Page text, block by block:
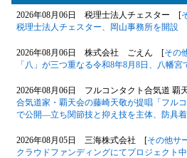
2026年08月06日 税理士法人チェスター [
税理士法人チェスター、岡山事務所を開設
2026年08月06日 株式会社 ごえん [その
「八」が三つ重なる令和8年8月8日、八幡
2026年08月06日 フルコンタクト合気道
合気道家・覇天会の藤崎天敬が提唱「フル
で公開―立ち関節技と抑え技を主体、防具
2026年08月05日 三海株式会社 [その他サ
クラウドファンディングにてプロジェクト